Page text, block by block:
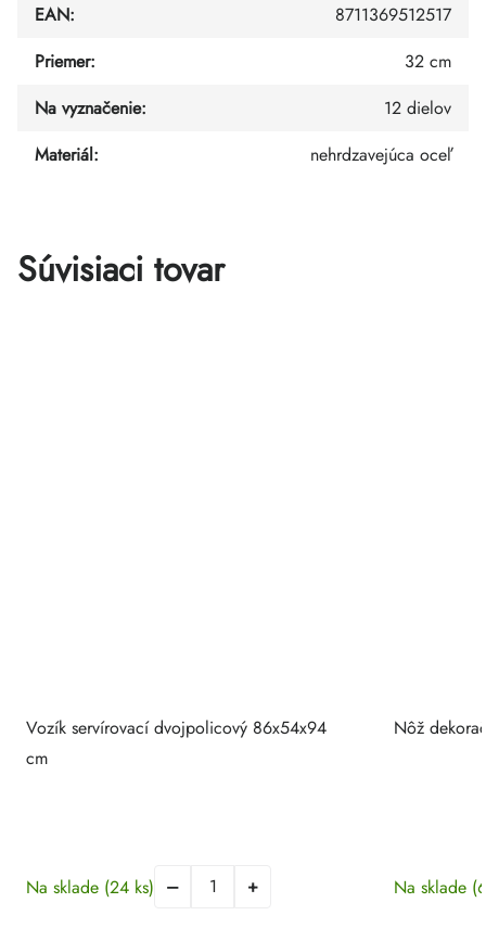
EAN:
8711369512517
Priemer:
32 cm
Na vyznačenie:
12 dielov
Materiál: nehrdzavejúca oceľ
Súvisiaci tovar
Vozík servírovací dvojpolicový 86x54x94
cm
Na sklade (24 ks)
Nôž
Na sklade